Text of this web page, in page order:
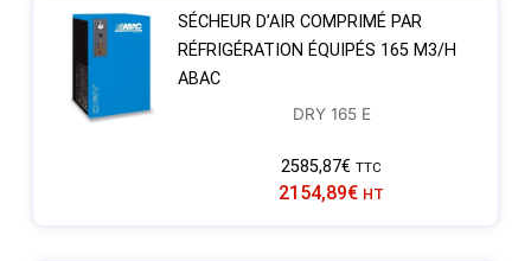
SÉCHEUR D’AIR COMPRIMÉ PAR
RÉFRIGÉRATION ÉQUIPÉS 165 M3/H
ABAC
DRY 165 E
2585,87€ TTC
2154,89€ HT